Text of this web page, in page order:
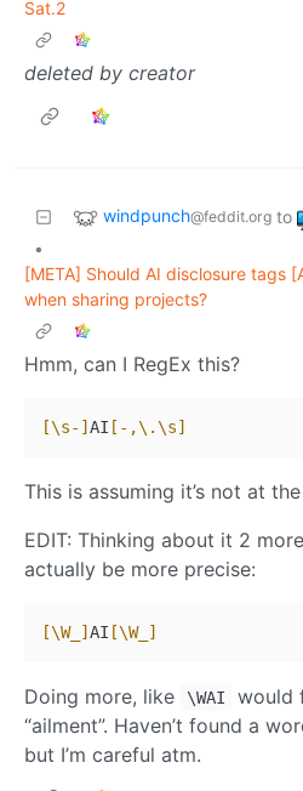
Sat.2
deleted by creator
windpunch@feddit.org to
•
[META] Should AI disclosure tags
when sharing projects?
Hmm, can I RegEx this?
[\s-] AI [-,\.\s]
This is assuming it’s not at
EDIT: Thinking about it 2
actually be more precise:
[\W_] AI [\W_]
Doing more, like \WAI
would
“ailment”. Haven’t found a
but I’m careful atm.